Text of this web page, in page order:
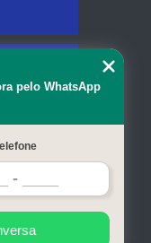
pelo WhatsApp